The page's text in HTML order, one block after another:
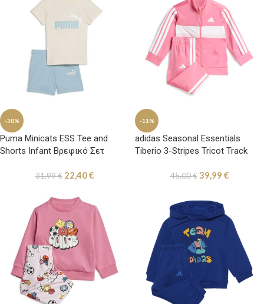
-30%
Puma Minicats ESS Tee and
Shorts Infant Βρεφικό Σετ
31,99€ 22,40€
-11%
adidas Seasonal Essentials
Tiberio 3-Stripes Tricot Track
45,00€ 39,99 €